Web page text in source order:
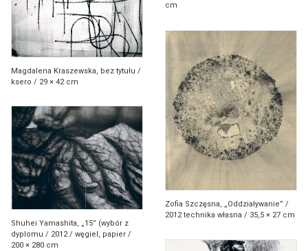
Kacper Bożek
Marta Bożyk
C
Zbigniew Cebula
Bartłomiej Chwilczyński
Mariusz Ciastoń
D
Tomasz Daniec
Marcin Dymek
F
Jacek Feliks
G
Kaja Gliwa
cm
Magdalena Kraszewska, bez tytułu /
ksero / 29 × 42 cm
Zofia Szczęsna, „Oddziaływanie” /
2012 technika własna / 35,5 × 27 cm
Shuhei Yamashita, „15” (wybór z
dyplomu / 2012 / węgiel, papier /
200 × 280 cm